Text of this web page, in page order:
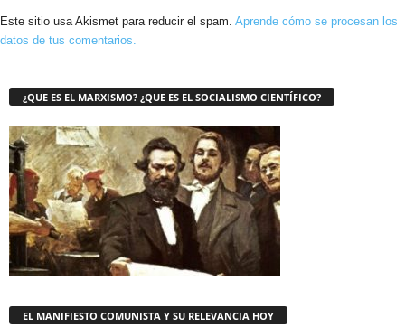
Este sitio usa Akismet para reducir el spam. Aprende cómo se procesan los
datos de tus comentarios.
¿QUE ES EL MARXISMO? ¿QUE ES EL SOCIALISMO CIENTÍFICO?
EL MANIFIESTO COMUNISTA Y SU RELEVANCIA HOY